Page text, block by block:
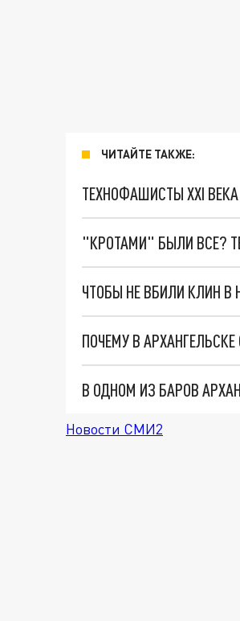
ЧИТАЙТЕ ТАКЖЕ:
ТЕХНОФАШИСТЫ XXI ВЕКА
"КРОТАМИ" БЫЛИ ВСЕ?
ПОЧЕМУ В
В ОДНОМ ИЗ БАРОВ
Новости СМИ2